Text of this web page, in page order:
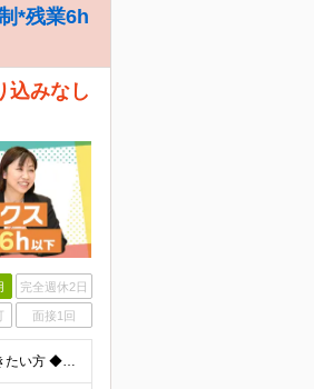
*残業6h
込みなし
完全週休2日
面接1回
★学歴不問 ★未経験OK 【こんな方はぜひご応募を！】 ◆誰かのためになる仕事に就きたい方 ◆人に寄り添い、相手の心を大切にできる方 ◆保険の知識を身につけて、長く働きたい方 ◆人と話すのが好きで、